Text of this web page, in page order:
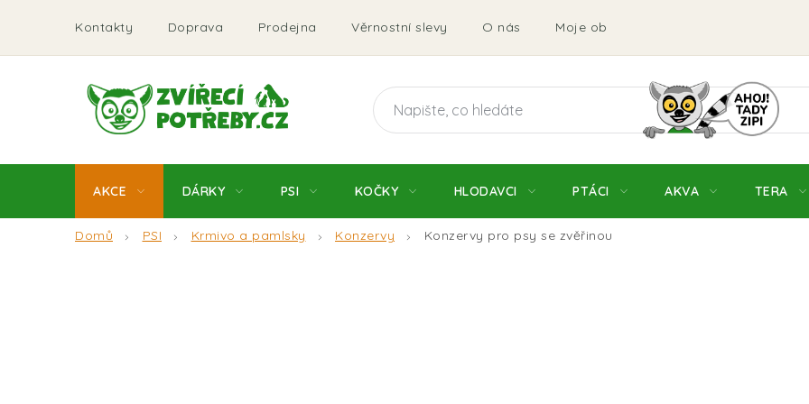
obsah
Kontakty Doprava Prodejna Věrnostní slevy O nás Moje objednávka Obchodní
AKCE DÁRKY PSI KOČKY HLODAVCI PTÁCI AKVA TERA
Domů PSI Krmivo a pamlsky Konzervy Konzervy pro psy se zvěřinou